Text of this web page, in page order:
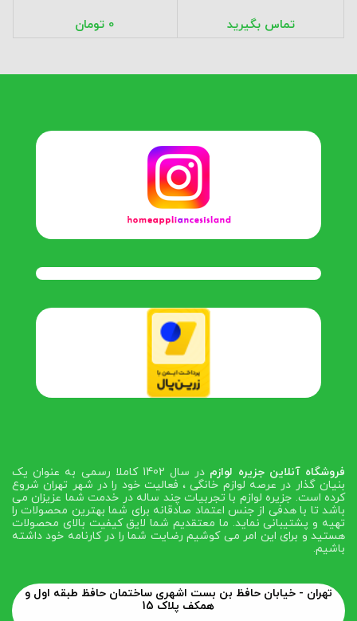
تومان
فروشگاه آنلاین جزیره لوازم
در سال 1402 کاملا رسمی به عنوان یک
بنیان گذار در عرصه لوازم خانگی ، فعالیت خود را در شهر تهران شروع
کرده است. جزیره لوازم با تجربیات چند ساله در خدمت شما عزیزان می
باشد تا با هدفی از جنس اعتماد صادقانه برای شما بهترین محصولات را
تهیه و پشتیبانی نماید. ما معتقدیم شما لایق کیفیت بالای محصولات
هستید و برای این امر می کوشیم رضایت شما را در کارنامه خود داشته
باشیم.
تهران - خیابان حافظ بن بست اشهری ساختمان حافظ طبقه اول و
همکف پلاک 15